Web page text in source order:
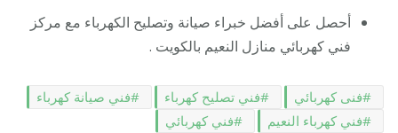
أحصل على أفضل خبراء صيانة وتصليح الكهرباء مع مركز
فني كهربائي منازل النعيم بالكويت .
فنى كهربائي فني تصليح كهرباء
فني صيانة كهرباء
فني كهرباء النعيم
فني كهربائي